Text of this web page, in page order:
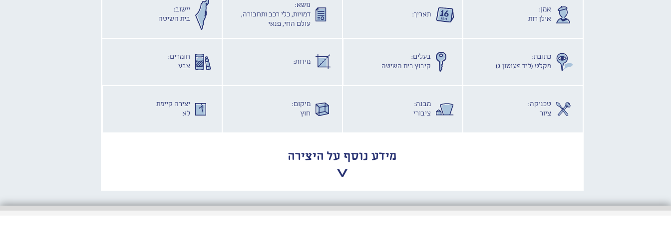
אמן:
אילן רות
תאריך:
נושא:
דמויות, כלי רכב ותחבורה,
עולם החי, פנאי
יישוב:
בית השיטה
כתובת:
מקלט (ליד פעוטון ג)
בעלים:
קיבוץ בית השיטה
מידות:
חומרים:
צבע
טכניקה:
ציור
מבנה:
ציבורי
מיקום:
חוץ
יצירה קיימת
לא
מידע נוסף על היצירה